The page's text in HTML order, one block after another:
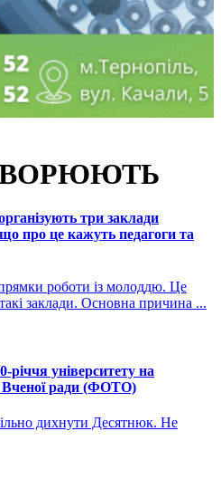
три заклади
про це кажуть педагоги та
роботи із молоддю. Це
заклади. Основна причина ...
університету на
Вченої ради (ФОТО)
дихнути Десятнюк. Не